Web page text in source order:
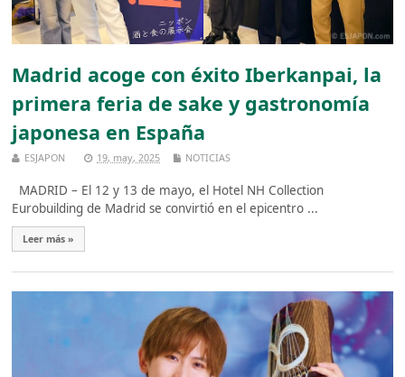
Madrid acoge con éxito Iberkanpai, la
primera feria de sake y gastronomía
japonesa en España
ESJAPON 19, may, 2025 NOTICIAS
MADRID – El 12 y 13 de mayo, el Hotel NH Collection
Eurobuilding de Madrid se convirtió en el epicentro ...
Leer más »